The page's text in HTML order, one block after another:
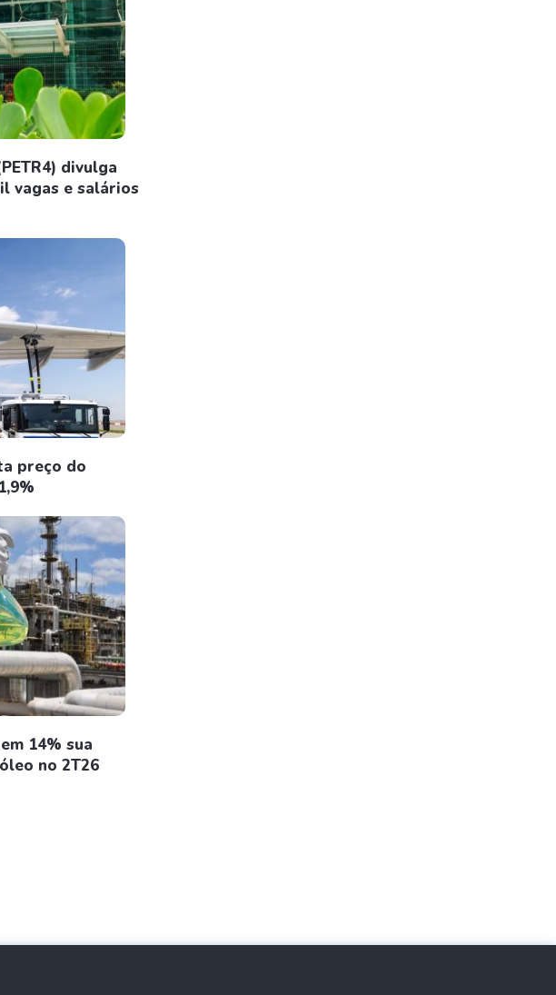
divulga
vagas e salários
preço do
14% sua
no 2T26